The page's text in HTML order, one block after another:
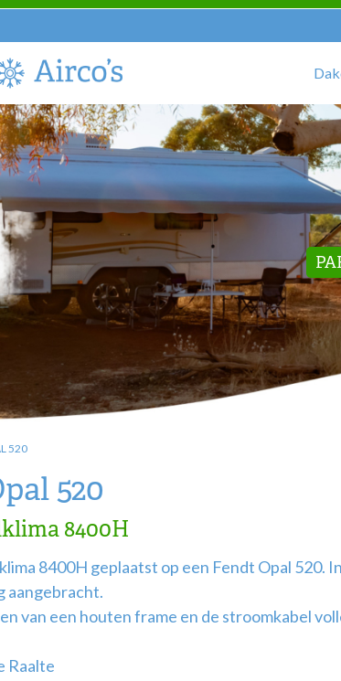
520
520
8400H
8400H geplaatst op een Fendt Opal 520.
aangebracht.
van een houten frame en de stroomkabel
Raalte